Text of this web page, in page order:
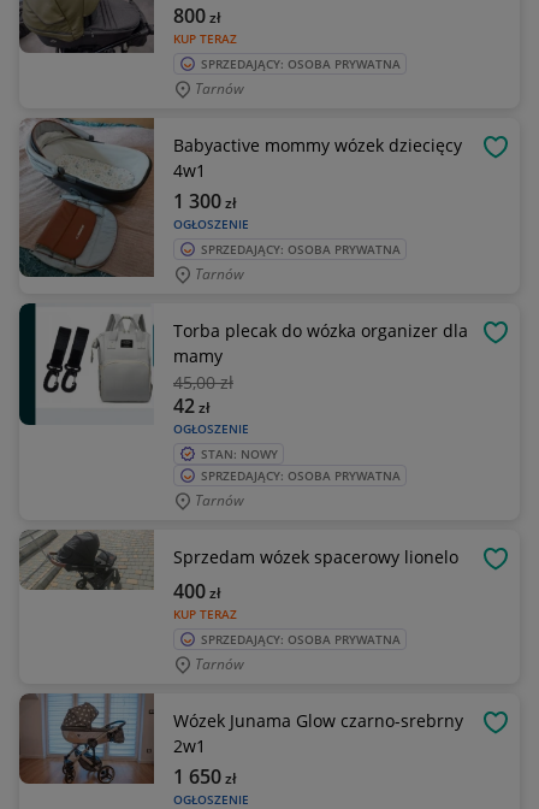
KUP TERAZ
800zł
SPRZEDAJĄCY: OSOBA PRYWATNA
Tarnów
Babyactive mommy wózek dziecięcy
4w1
OGŁOSZENIE
1 300zł
SPRZEDAJĄCY: OSOBA PRYWATNA
Tarnów
Torba plecak do wózka organizer dla
mamy
45,00 zł
OGŁOSZENIE
42zł
STAN: NOWY
SPRZEDAJĄCY: OSOBA PRYWATNA
Tarnów
Sprzedam wózek spacerowy lionelo
KUP TERAZ
400zł
SPRZEDAJĄCY: OSOBA PRYWATNA
Tarnów
Wózek Junama Glow czarno-srebrny
2w1
OGŁOSZENIE
1 650zł